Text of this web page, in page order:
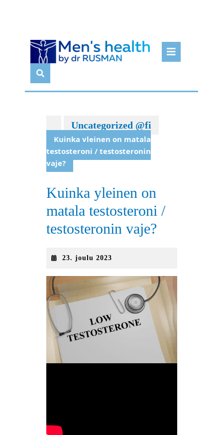
Skip
content
Uncategorized @fi
Kuinka yleinen on matala
testosteroni / testosteronin
vaje?
Kuinka yleinen on
matala testosteroni /
testosteronin vaje?
23. joulu 202323.
2023